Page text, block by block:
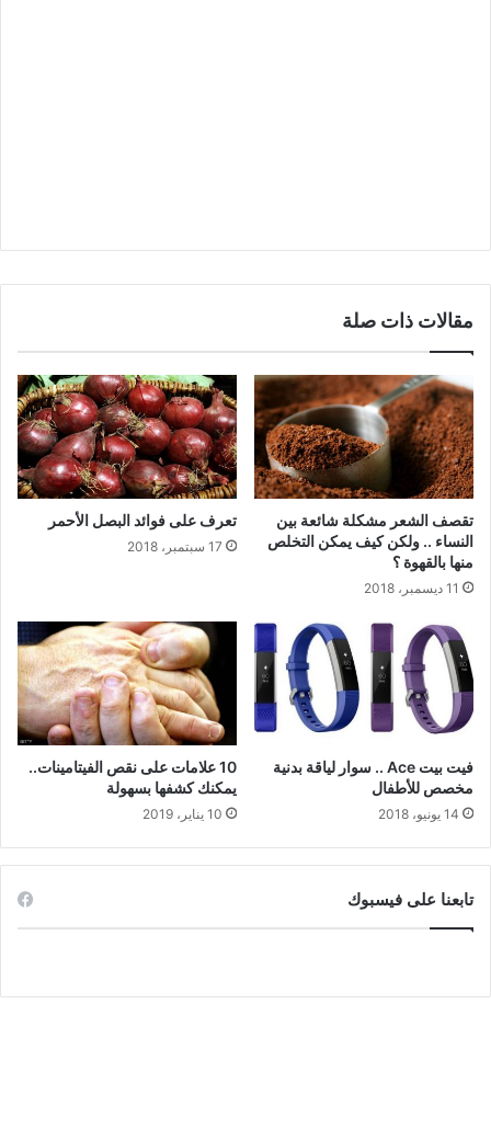
مقالات ذات صلة
تقصف الشعر مشكلة شائعة بين
النساء .. ولكن كيف يمكن التخلص
منها بالقهوة ؟
11 ديسمبر، 2018
تعرف على فوائد البصل الأحمر
17 سبتمبر، 2018
فيت بيت Ace .. سوار لياقة بدنية
مخصص للأطفال
14 يونيو، 2018
10 علامات على نقص الفيتامينات..
يمكنك كشفها بسهولة
10 يناير، 2019
تابعنا على فيسبوك